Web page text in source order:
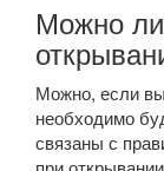
Можно
Можно, если
необходимо
связаны с